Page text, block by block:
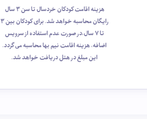
هزینه اقامت کودکان خردسال تا سن 3 سال
رایگان محاسبه خواهد ‌شد. برای کودکان بین 3
تا 7 سال،در صورت عدم استفاده از سرویس
اضافه، هزینه اقامت نیم ‌بها محاسبه می ‌گردد.
این مبلغ در هتل دریافت خواهد شد.